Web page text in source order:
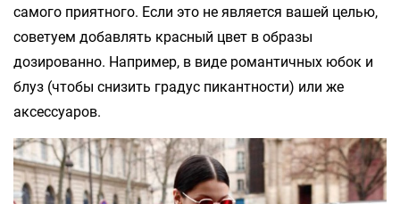
самого приятного. Если это не является вашей целью,
советуем добавлять красный цвет в образы
дозированно. Например, в виде романтичных юбок и
блуз (чтобы снизить градус пикантности) или же
аксессуаров.